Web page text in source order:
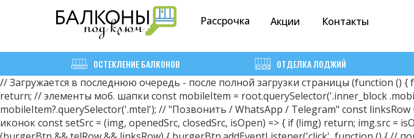
Рассрочка Акции Контакты
ОСТЕКЛЕНИЕ БАЛКОНОВ ОТДЕЛКА ЛОДЖИЙ